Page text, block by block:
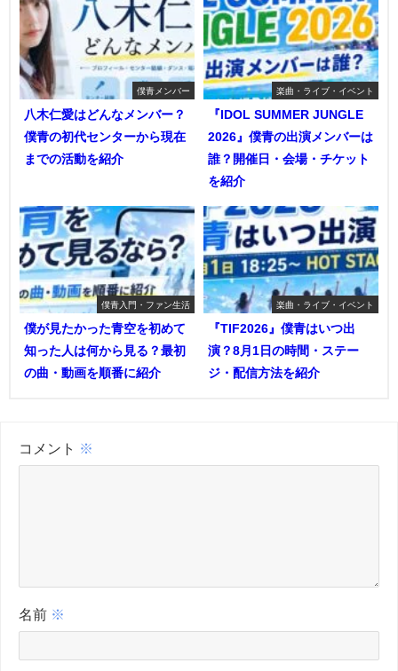
僕青メンバー
八木仁愛はどんなメンバー？
僕青の初代センターから現在
までの活動を紹介
楽曲・ライブ・イベント
『IDOL SUMMER JUNGLE
2026』僕青の出演メンバーは
誰？開催日・会場・チケット
を紹介
僕青入門・ファン生活
僕が見たかった青空を初めて
知った人は何から見る？最初
の曲・動画を順番に紹介
楽曲・ライブ・イベント
『TIF2026』僕青はいつ出
演？8月1日の時間・ステー
ジ・配信方法を紹介
コメント ※
名前 ※